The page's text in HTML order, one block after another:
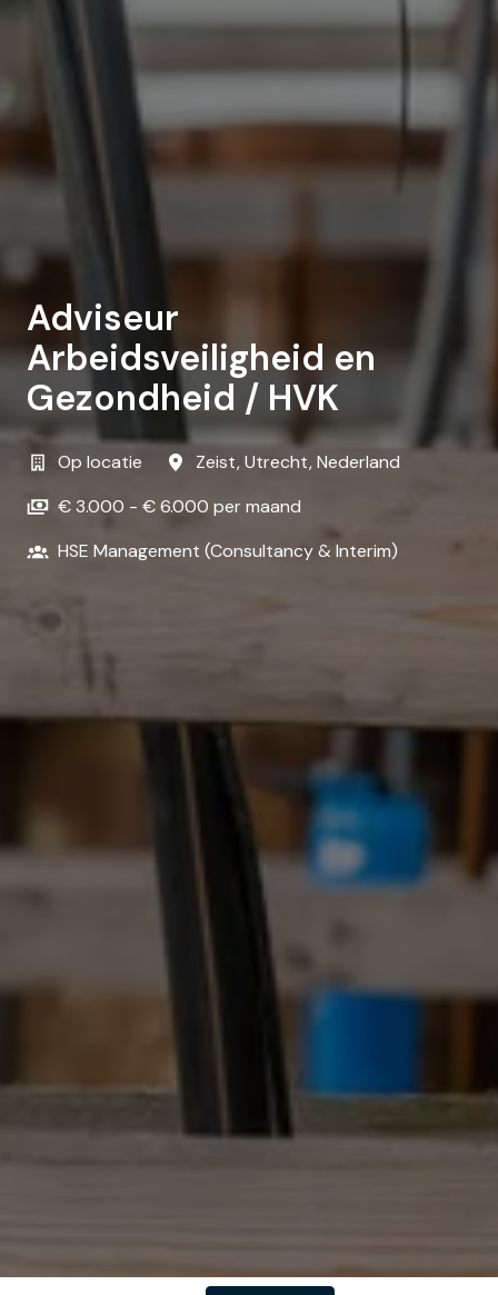
Adviseur
Arbeidsveiligheid en
Gezondheid / HVK
Op locatie Zeist,Utrecht,Nederland
€ 3.000 - € 6.000 per maand
HSE Management (Consultancy & Interim)